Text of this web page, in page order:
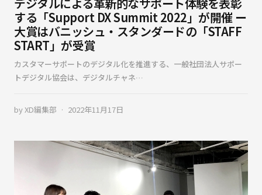
する「Support DX Summit 2022」が開催 ー
大賞はバニッシュ・スタンダードの「STAFF
START」が受賞
カスタマーサポートのデジタル化を推進する、一般社団法人サポー
トデジタル協会は、デジタルチャネ…
byXD編集部 2022年11月17日